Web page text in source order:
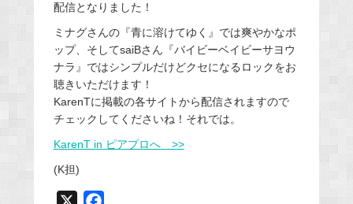
配信となりました！
ミナグさんの『青に溶けてゆく』では爽やかなポ
ップ、そしてsaiBさん『バイビーベイビーサヨウ
ナラ』ではシンプルだけどクセになるロックをお
聴きいただけます！
KarenTに掲載の各サイトから配信されますので
チェックしてくださいね！それでは。
KarenT in ピアプロへ >>
(K担)